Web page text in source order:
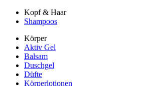
Kopf & Haar
Shampoos
Körper
Aktiv Gel
Balsam
Duschgel
Düfte
Körperlotionen